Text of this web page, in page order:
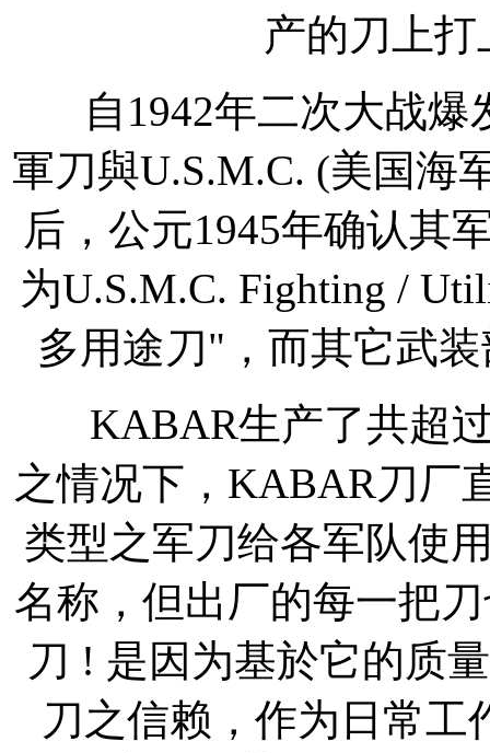
产的刀上打
自1942年二次大战爆
軍刀與U.S.M.C. (美国海
后，公元1945年确认其
为U.S.M.C. Fighting /
多用途刀"，而其它武
KABAR生产了共超过
之情况下，KABAR刀厂
类型之军刀给各军队使
名称，但出厂的每一把
刀 ! 是因为基於它的质
刀之信赖，作为日常工